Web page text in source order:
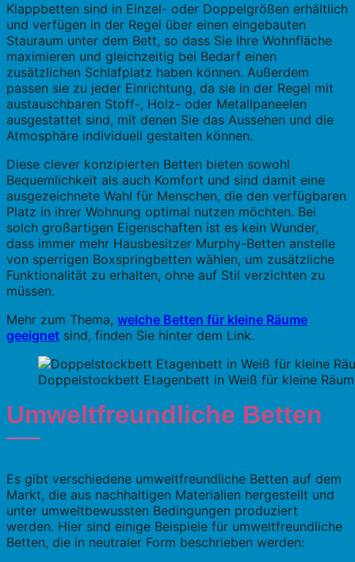
Klappbetten sind in Einzel- oder Doppelgrößen erhältlich
und verfügen in der Regel über einen eingebauten
Stauraum unter dem Bett, so dass Sie Ihre Wohnfläche
maximieren und gleichzeitig bei Bedarf einen
zusätzlichen Schlafplatz haben können. Außerdem
passen sie zu jeder Einrichtung, da sie in der Regel mit
austauschbaren Stoff-, Holz- oder Metallpaneelen
ausgestattet sind, mit denen Sie das Aussehen und die
Atmosphäre individuell gestalten können.
Diese clever konzipierten Betten bieten sowohl
Bequemlichkeit als auch Komfort und sind damit eine
ausgezeichnete Wahl für Menschen, die den verfügbaren
Platz in ihrer Wohnung optimal nutzen möchten. Bei
solch großartigen Eigenschaften ist es kein Wunder,
dass immer mehr Hausbesitzer Murphy-Betten anstelle
von sperrigen Boxspringbetten wählen, um zusätzliche
Funktionalität zu erhalten, ohne auf Stil verzichten zu
müssen.
Mehr zum Thema, welche Betten für kleine Räume
geeignet sind, finden Sie hinter dem Link.
Doppelstockbett Etagenbett in Weiß für kleine
Umweltfreundliche Betten
Es gibt verschiedene umweltfreundliche Betten auf dem
Markt, die aus nachhaltigen Materialien hergestellt und
unter umweltbewussten Bedingungen produziert
werden. Hier sind einige Beispiele für umweltfreundliche
Betten, die in neutraler Form beschrieben werden: